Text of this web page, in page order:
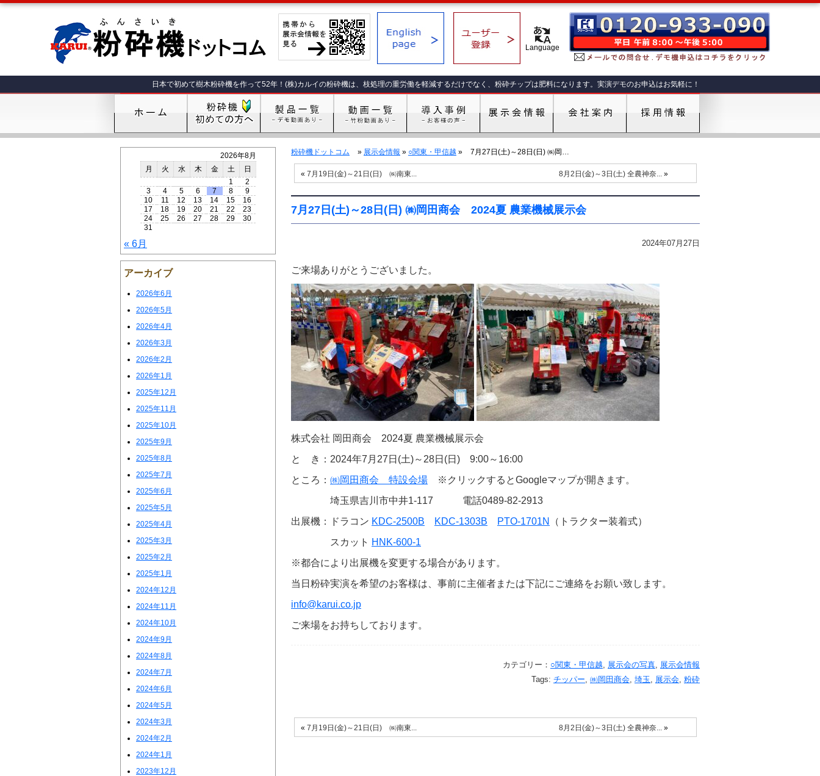
日本で初めて樹木粉砕機を作って52年！(株)カルイの粉砕機は、枝処理の重労働を軽減するだけでなく、粉砕チップは肥料になります。実演デモのお申込はお気軽に！
2026年8月
月
火 水 木 金 土
日
1
2
3
4 5 6 7 8
9
10
11 12 13 14 15
16
17
18 19 20 21 22
23
24
25 26 27 28 29
30
31
« 6月
アーカイブ
2026年6月
2026年5月
2026年4月
2026年3月
2026年2月
2026年1月
2025年12月
2025年11月
2025年10月
2025年9月
2025年8月
2025年7月
2025年6月
2025年5月
2025年4月
2025年3月
2025年2月
2025年1月
2024年12月
2024年11月
2024年10月
2024年9月
2024年8月
2024年7月
2024年6月
2024年5月
2024年3月
2024年2月
2024年1月
2023年12月
粉砕機ドットコム » 展示会情報 » ○関東・甲信越 » 7月27日(土)～28日(日) ㈱岡…
« 7月19日(金)～21日(日) ㈱南東... 8月2日(金)～3日(土) 全農神奈... »
7月27日(土)～28日(日) ㈱岡田商会 2024夏 農業機械展示会
2024年07月27日
ご来場ありがとうございました。
株式会社 岡田商会 2024夏 農業機械展示会
と き：2024年7月27日(土)～28日(日) 9:00～16:00
ところ： ㈱岡田商会 特設会場 ※クリックするとGoogleマップが開きます。
埼玉県吉川市中井1-117 電話0489-82-2913
出展機：ドラコン KDC-2500B KDC-1303B PTO-1701N
（トラクター装着式）
スカット HNK-600-1
※都合により出展機を変更する場合があります。
当日粉砕実演を希望のお客様は、事前に主催者または下記にご連絡をお願い致します。
info@karui.co.jp
ご来場をお持ちしております。
カテゴリー： ○関東・甲信越, 展示会の写真, 展示会情報
Tags: チッパー, ㈱岡田商会, 埼玉, 展示会, 粉砕
« 7月19日(金)～21日(日) ㈱南東... 8月2日(金)～3日(土) 全農神奈... »